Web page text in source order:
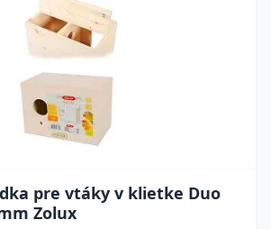
pre vtáky v klietke Duo
Zolux